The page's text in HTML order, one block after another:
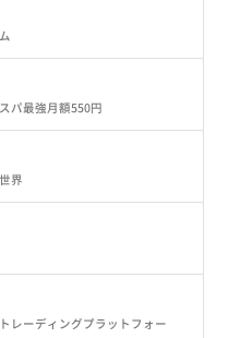
パ最強月額550円
界
レーディングプラットフォー